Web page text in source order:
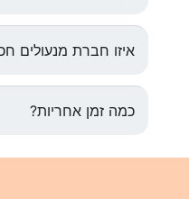
איזו חברת מנעולים
כמה זמן אחריות?